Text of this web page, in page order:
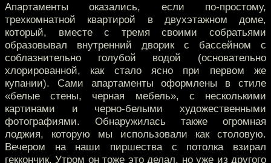
Апартаменты оказались, если по-простому,
трехкомнатной квартирой в двухэтажном доме,
который, вместе с тремя своими собратьями
образовывал внутренний дворик с бассейном с
соблазнительно голубой водой (основательно
хлорированной, как стало ясно при первом же
купании). Сами апартаменты оформлены в стиле
«белые стены, черная мебель», с несколькими
картинами и черно-белыми художественными
фотографиями. Обнаружилась также огромная
лоджия, которую мы использовали как столовую.
Вечером на наши пиршества с потолка взирал
геккончик. Утром он тоже это делал, но уже из другого